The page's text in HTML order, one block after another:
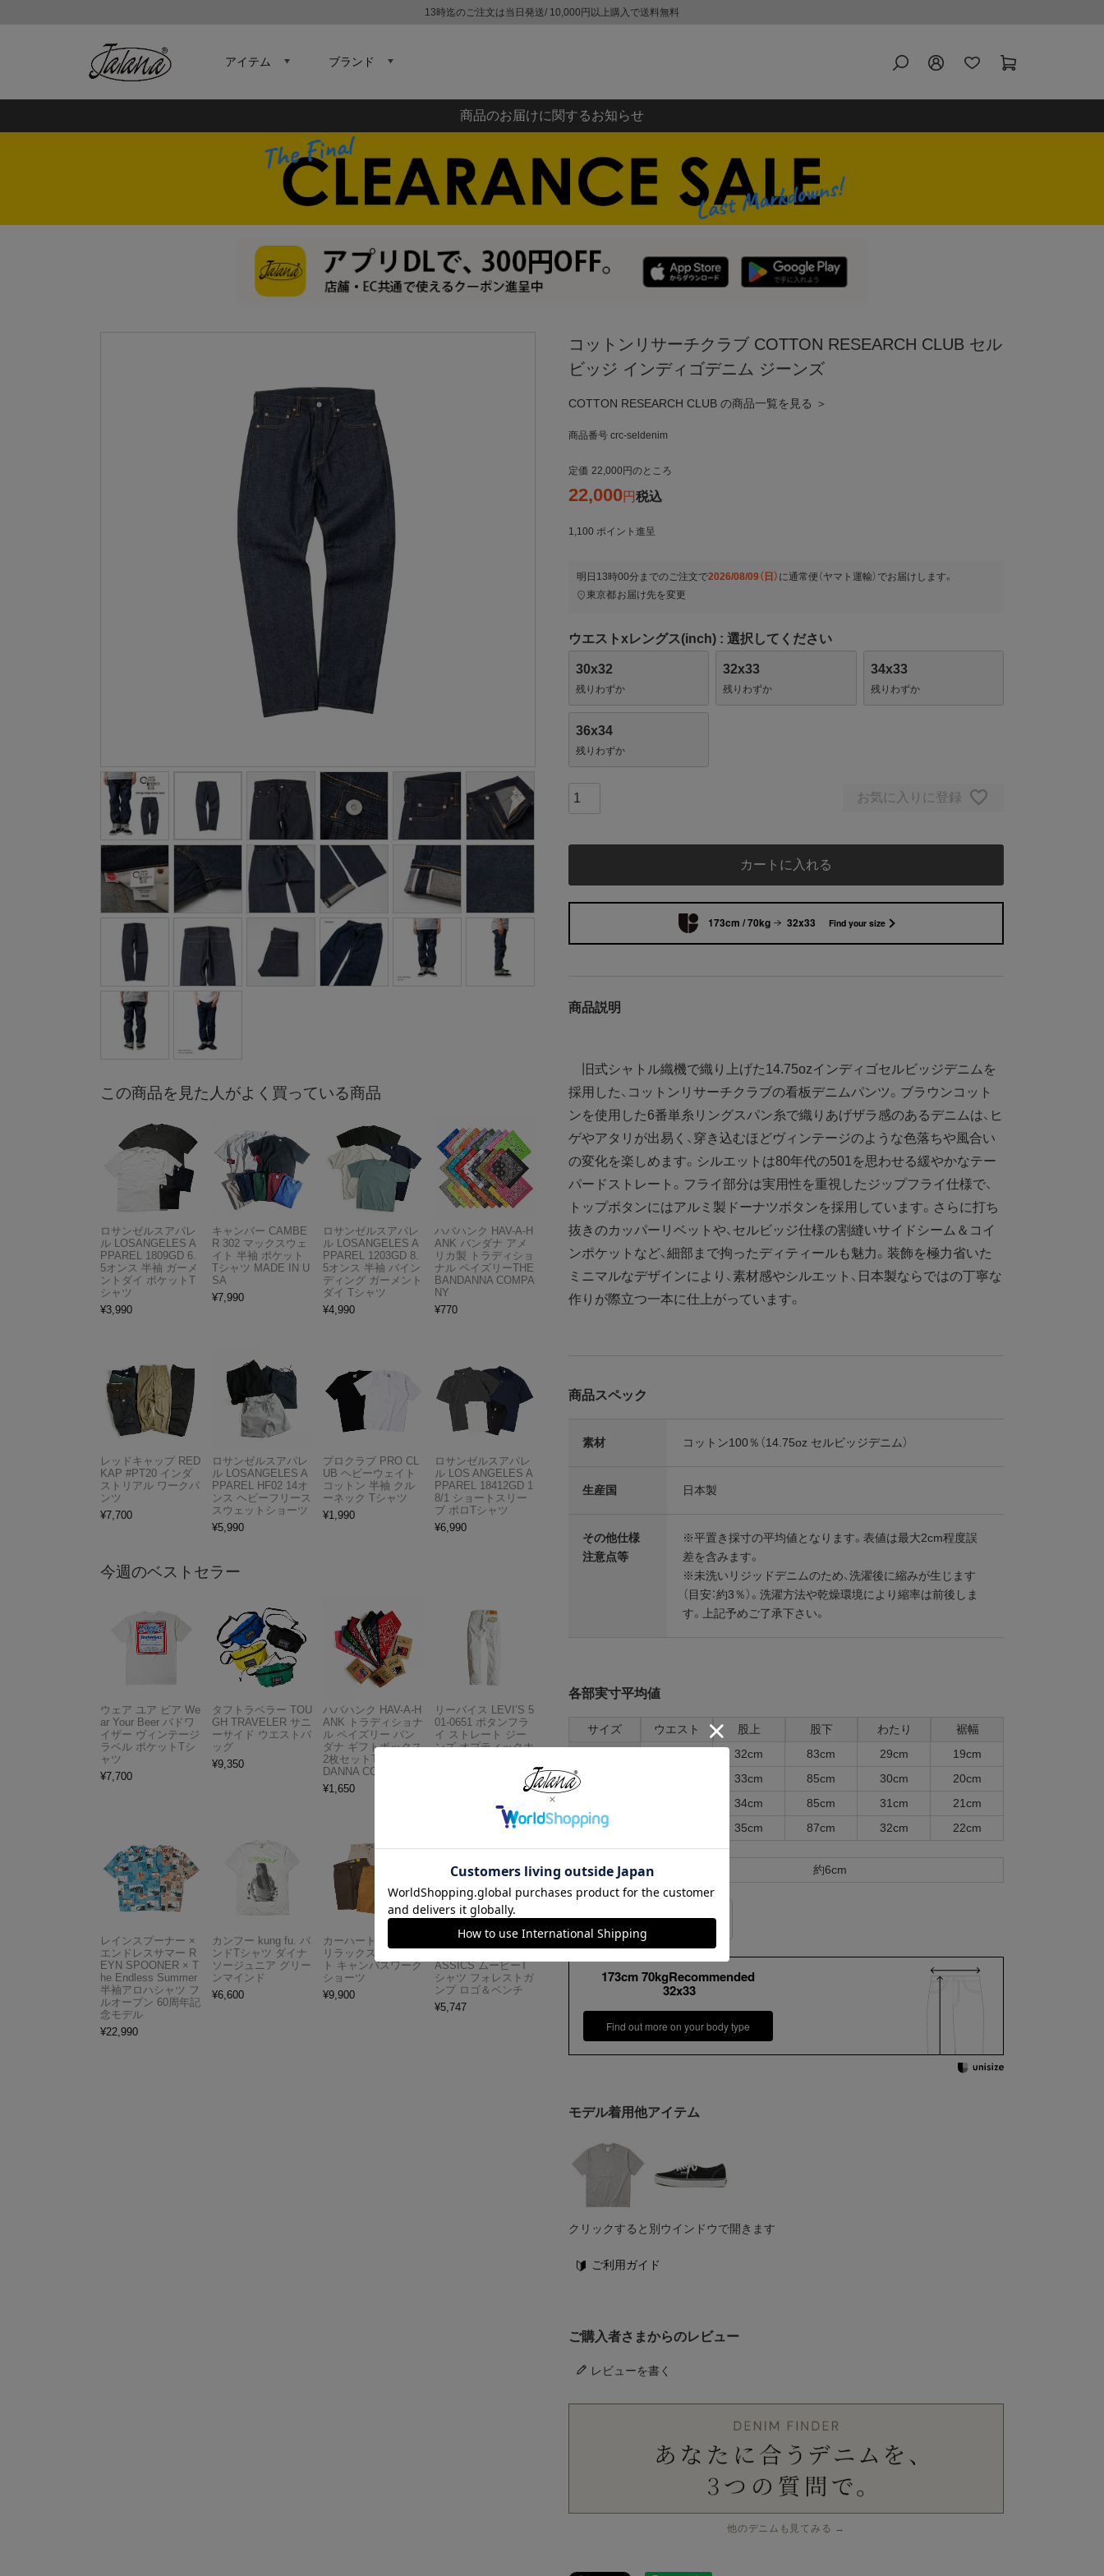
13時迄のご注文は当日発送/ 10,000円以上購入で送料無料
アイテム ブランド
商品のお届けに関するお知らせ
コットンリサーチクラブ COTTON RESEARCH CLUB セル
ビッジ インディゴデニム ジーンズ
COTTON RESEARCH CLUB の商品一覧を見る ＞
商品番号 crc-seldenim
定価 22,000 のところ
22,000 税込
1,100 ポイント進呈
明日 13時00分 までのご注文で2026/08/09（日） に通常便（ヤマト運輸） でお届けします。
東京都お届け先を変更
ウエストxレングス(inch) 選択してください
30x32
残りわずか
32x33
残りわずか
34x33
残りわずか
36x34
残りわずか
お気に入りに登録
カートに入れる
173cm / 70kg 32x33 Find your size
商品説明
旧式シャトル織機で織り上げた14.75ozインディゴセルビッジデニムを
採用した、コットンリサーチクラブの看板デニムパンツ。ブラウンコット
ンを使用した6番単糸リングスパン糸で織りあげザラ感のあるデニムは、ヒ
ゲやアタリが出易く、穿き込むほどヴィンテージのような色落ちや風合い
の変化を楽しめます。シルエットは80年代の501を思わせる緩やかなテー
パードストレート。フライ部分は実用性を重視したジップフライ仕様で、
トップボタンにはアルミ製ドーナツボタンを採用しています。さらに打ち
抜きのカッパーリベットや、セルビッジ仕様の割縫いサイドシーム＆コイ
ンポケットなど、細部まで拘ったディティールも魅力。装飾を極力省いた
ミニマルなデザインにより、素材感やシルエット、日本製ならではの丁寧な
作りが際立つ一本に仕上がっています。
商品スペック
素材 コットン100％（14.75oz セルビッジデニム）
生産国 日本製
その他仕様
注意点等
※平置き採寸の平均値となります。表値は最大2cm程度誤
差を含みます。
※未洗いリジッドデニムのため、洗濯後に縮みが生じます
（目安：約3％）。洗濯方法や乾燥環境により縮率は前後しま
す。上記予めご了承下さい。
各部実寸平均値
サイズ ウエスト 股上 股下 わたり
裾幅
32cm 83cm 29cm
19cm
33cm 85cm 30cm
20cm
34cm 85cm 31cm
21cm
36x34
35cm 87cm 32cm 22cm
ベルトループ幅 約6cm
サイズの測り方
173cm 70kgRecommended
32x33
Find out more on your body type
モデル着用他アイテム
クリックすると別ウインドウで開きます
ご利用ガイド
ご購入者さまからのレビュー
レビューを書く
他のデニムも見てみる →
この商品を見た人がよく買っている商品
ロサンゼルスアパレ
ル LOSANGELES A
PPAREL 1809GD 6.
5オンス 半袖 ガーメ
ントダイ ポケットT
シャツ
¥3,990
キャンバー CAMBE
R 302 マックスウェ
イト 半袖 ポケット
Tシャツ MADE IN U
SA
¥7,990
ロサンゼルスアパレ
ル LOSANGELES A
PPAREL 1203GD 8.
5オンス 半袖 バイン
ディング ガーメント
ダイ Tシャツ
¥4,990
ハバハンク HAV-A-H
ANK バンダナ アメ
リカ製 トラディショ
ナル ペイズリーTHE
BANDANNA COMPA
NY
¥770
レッドキャップ RED
KAP #PT20 インダ
ストリアル ワークパ
ンツ
¥7,700
ロサンゼルスアパレ
ル LOSANGELES A
PPAREL HF02 14オ
ンス ヘビーフリース
スウェットショーツ
¥5,990
プロクラブ PRO CL
UB ヘビーウェイト
コットン 半袖 クル
ーネック Tシャツ
¥1,990
ロサンゼルスアパレ
ル LOS ANGELES A
PPAREL 18412GD 1
8/1 ショートスリー
ブ ポロTシャツ
¥6,990
今週のベストセラー
ウェア ユア ビア We
ar Your Beer バドワ
イザー ヴィンテージ
ラベル ポケットTシ
ャツ
¥7,700
タフトラベラー TOU
GH TRAVELER サニ
ーサイド ウエストバ
ッグ
¥9,350
ハバハンク HAV-A-H
ANK トラディショナ
ル ペイズリー バン
ダナ ギフトボックス
2枚セットTHE BAN
DANNA COMPANY
¥1,650
リーバイス LEVI’S 5
01-0651 ボタンフラ
イ ストレート ジー
ンズ オプティックホ
レインスプーナー ×
エンドレスサマー R
EYN SPOONER × T
he Endless Summer
半袖アロハシャツ フ
ルオープン 60周年記
念モデル
¥22,990
カンフー kung fu. バ
ンドTシャツ ダイナ
ソージュニア グリー
ンマインド
¥6,600
カーハート Carhartt
リラックスドフィッ
ト キャンバスワーク
ショーツ
¥9,900
アメリカンクラシッ
ASSICS ムービーT
シャツ フォレストガ
ンプ ロゴ＆ベンチ
¥5,747